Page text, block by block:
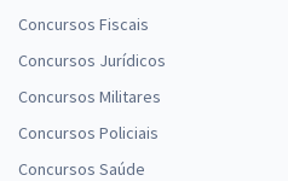
Concursos Fiscais
Concursos Jurídicos
Concursos Militares
Concursos Policiais
Concursos Saúde